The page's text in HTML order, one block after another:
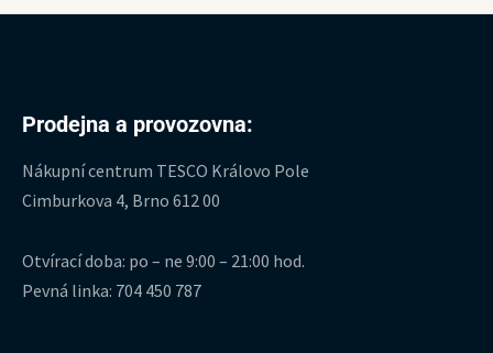
Prodejna a provozovna:
Nákupní centrum TESCO Královo Pole
Cimburkova 4, Brno 612 00
Otvírací doba: po – ne 9:00 – 21:00 hod.
Pevná linka: 704 450 787